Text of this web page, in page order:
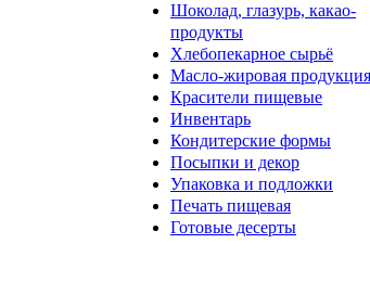
Шоколад, глазурь, какао-
продукты
Хлебопекарное сырьё
Масло-жировая продукция
Красители пищевые
Инвентарь
Кондитерские формы
Посыпки и декор
Упаковка и подложки
Печать пищевая
Готовые десерты